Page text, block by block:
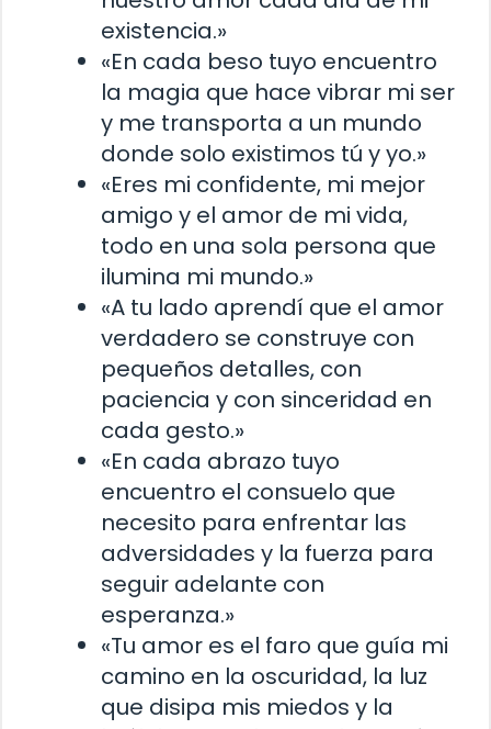
existencia.»
«En cada beso tuyo encuentro
la magia que hace vibrar mi ser
y me transporta a un mundo
donde solo existimos tú y yo.»
«Eres mi confidente, mi mejor
amigo y el amor de mi vida,
todo en una sola persona que
ilumina mi mundo.»
«A tu lado aprendí que el amor
verdadero se construye con
pequeños detalles, con
paciencia y con sinceridad en
cada gesto.»
«En cada abrazo tuyo
encuentro el consuelo que
necesito para enfrentar las
adversidades y la fuerza para
seguir adelante con
esperanza.»
«Tu amor es el faro que guía mi
camino en la oscuridad, la luz
que disipa mis miedos y la